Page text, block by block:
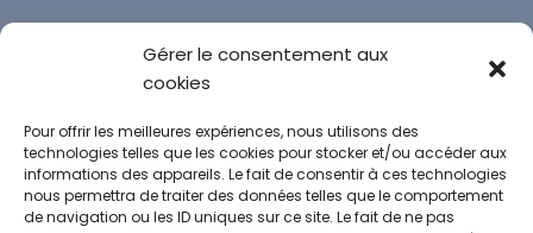
Gérer le consentement aux
cookies
Pour offrir les meilleures expériences, nous utilisons des
technologies telles que les cookies pour stocker et/ou accéder aux
informations des appareils. Le fait de consentir à ces technologies
nous permettra de traiter des données telles que le comportement
de navigation ou les ID uniques sur ce site. Le fait de ne pas
Les mentions légales
CONDITIONS GÉNÉRALES